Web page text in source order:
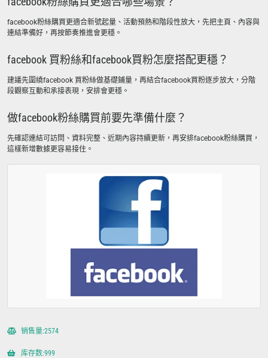
facebook粉絲購買更適合新號起量、活動預熱和階段性放大，先把主頁、內容與
連結準備好，再按節奏推進會更穩。
facebook 買粉絲和facebook買粉怎麼搭配更穩？
建議先圍繞facebook 買粉絲做基礎鋪量，再結合facebook買粉逐步放大，分階
段觀察互動和承接表現，安排會更穩。
做facebook粉絲購買前要先準備什麼？
先確認連結可訪問、資料完整、近期內容持續更新，再安排facebook粉絲購買，
這樣新增數據更容易接住。
销售量:2574
库存数:999